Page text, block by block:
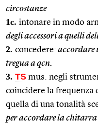
circostanze
1c. intonare in modo
degli accessori a quelli
2. concedere: accordare
tregua a qcn.
3. TS mus. negli
coincidere la frequenza
quella di una tonalità
per accordare la chitarra